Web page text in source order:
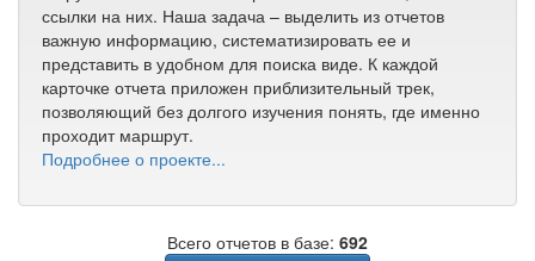
ссылки на них. Наша задача – выделить из отчетов
важную информацию, систематизировать ее и
представить в удобном для поиска виде. К каждой
карточке отчета приложен приблизительный трек,
позволяющий без долгого изучения понять, где именно
проходит маршрут.
Подробнее о проекте...
Всего отчетов в базе: 692